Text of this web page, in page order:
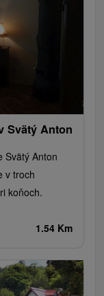
Svätý Anton
Svätý Anton
v troch
koňoch.
1.54 Km